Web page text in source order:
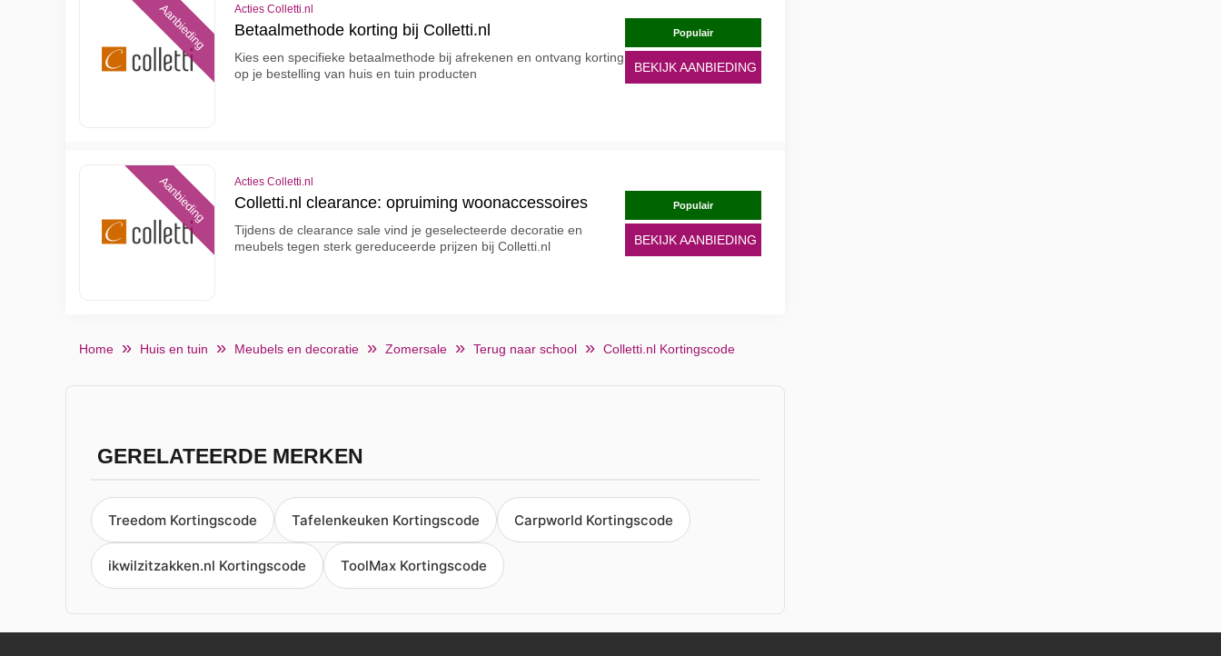
Aanbieding Acties Colletti.nl
Betaalmethode korting bij Colletti.nl
Kies een specifieke betaalmethode bij afrekenen en ontvang korting
op je bestelling van huis en tuin producten
Populair
BEKIJK AANBIEDING
Aanbieding Acties Colletti.nl
Colletti.nl clearance: opruiming woonaccessoires
Tijdens de clearance sale vind je geselecteerde decoratie en
meubels tegen sterk gereduceerde prijzen bij Colletti.nl
Populair
BEKIJK AANBIEDING
Home Huis en tuin Meubels en decoratie Zomersale Terug naar school Colletti.nl Kortingscode
GERELATEERDE MERKEN
Treedom Kortingscode Tafelenkeuken Kortingscode Carpworld Kortingscode
ikwilzitzakken.nl Kortingscode ToolMax Kortingscode